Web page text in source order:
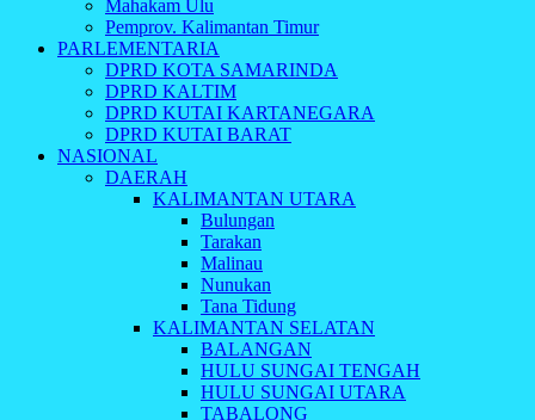
Mahakam Ulu
Pemprov. Kalimantan Timur
PARLEMENTARIA
DPRD KOTA SAMARINDA
DPRD KALTIM
DPRD KUTAI KARTANEGARA
DPRD KUTAI BARAT
NASIONAL
DAERAH
KALIMANTAN UTARA
Bulungan
Tarakan
Malinau
Nunukan
Tana Tidung
KALIMANTAN SELATAN
BALANGAN
HULU SUNGAI TENGAH
HULU SUNGAI UTARA
TABALONG